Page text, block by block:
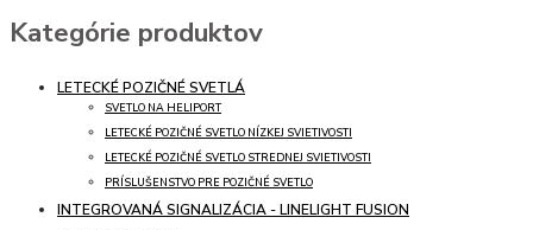
príspevkov
Kategórie produktov
LETECKÉ POZIČNÉ SVETLÁ
SVETLO NA HELIPORT
LETECKÉ POZIČNÉ SVETLO NÍZKEJ SVIETIVOSTI
LETECKÉ POZIČNÉ SVETLO STREDNEJ SVIETIVOSTI
PRÍSLUŠENSTVO PRE POZIČNÉ SVETLO
INTEGROVANÁ SIGNALIZÁCIA - LINELIGHT FUSION